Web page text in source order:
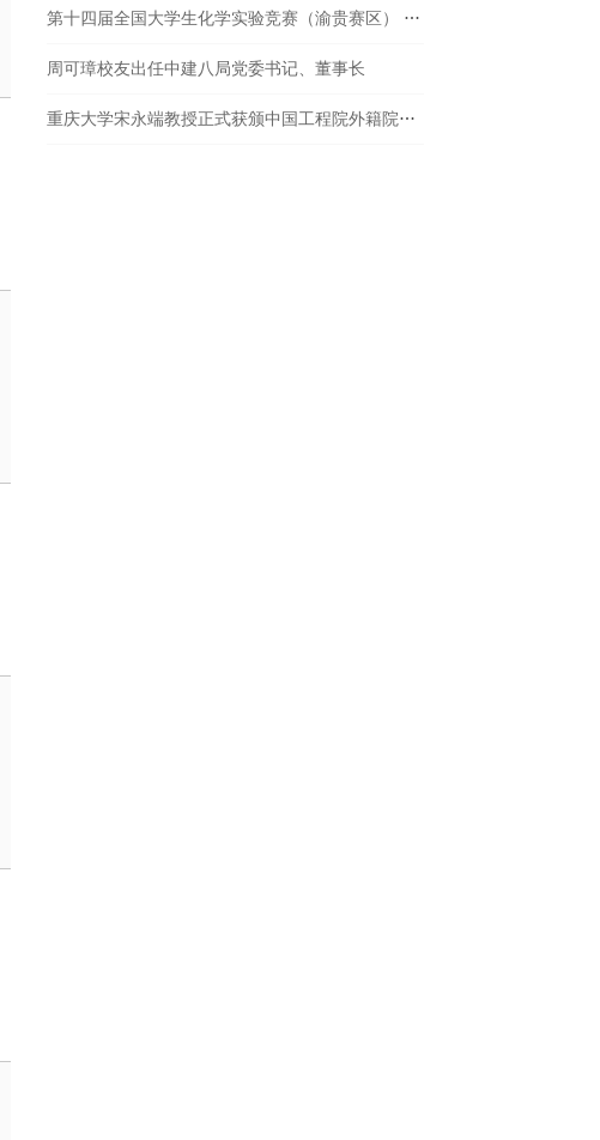
第十四届全国大学生化学实验竞赛（渝贵赛区） 在重庆大学举行
周可璋校友出任中建八局党委书记、董事长
重庆大学宋永端教授正式获颁中国工程院外籍院士证书